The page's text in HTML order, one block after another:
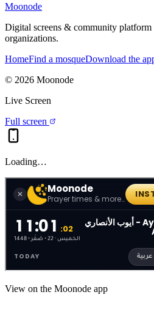
Moonode
Digital screens & community platform
organizations.
HomeFind a mosqueDownload the
© 2026 Moonode
Live Screen
Full screen
Loading…
View on the Moonode app